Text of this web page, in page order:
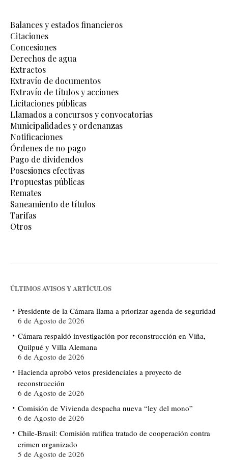
Balances y estados financieros
Citaciones
Concesiones
Derechos de agua
Extractos
Extravío de documentos
Extravío de títulos y acciones
Licitaciones públicas
Llamados a concursos y convocatorias
Municipalidades y ordenanzas
Notificaciones
Órdenes de no pago
Pago de dividendos
Posesiones efectivas
Propuestas públicas
Remates
Saneamiento de títulos
Tarifas
Otros
ÚLTIMOS AVISOS Y ARTÍCULOS
Presidente de la Cámara llama a priorizar agenda de seguridad
6 de Agosto de 2026
Cámara respaldó investigación por reconstrucción en Viña,
Quilpué y Villa Alemana
6 de Agosto de 2026
Hacienda aprobó vetos presidenciales a proyecto de
reconstrucción
6 de Agosto de 2026
Comisión de Vivienda despacha nueva “ley del mono”
6 de Agosto de 2026
Chile-Brasil: Comisión ratifica tratado de cooperación contra
crimen organizado
5 de Agosto de 2026